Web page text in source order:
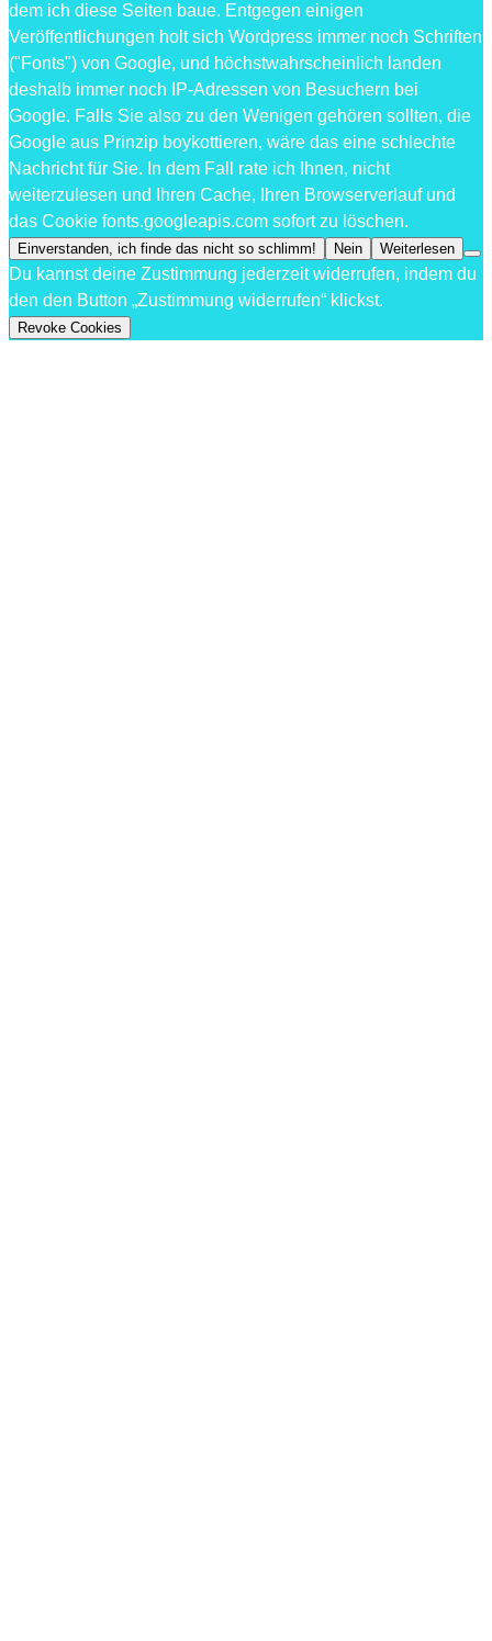
dem ich diese Seiten baue. Entgegen einigen
Veröffentlichungen holt sich Wordpress immer noch Schriften
("Fonts") von Google, und höchstwahrscheinlich landen
deshalb immer noch IP-Adressen von Besuchern bei
Google. Falls Sie also zu den Wenigen gehören sollten, die
Google aus Prinzip boykottieren, wäre das eine schlechte
Nachricht für Sie. In dem Fall rate ich Ihnen, nicht
weiterzulesen und Ihren Cache, Ihren Browserverlauf und
das Cookie fonts.googleapis.com sofort zu löschen.
Einverstanden, ich finde das nicht so schlimm! Nein Weiterlesen
Du kannst deine Zustimmung jederzeit widerrufen, indem du
den den Button „Zustimmung widerrufen“ klickst.
Revoke Cookies